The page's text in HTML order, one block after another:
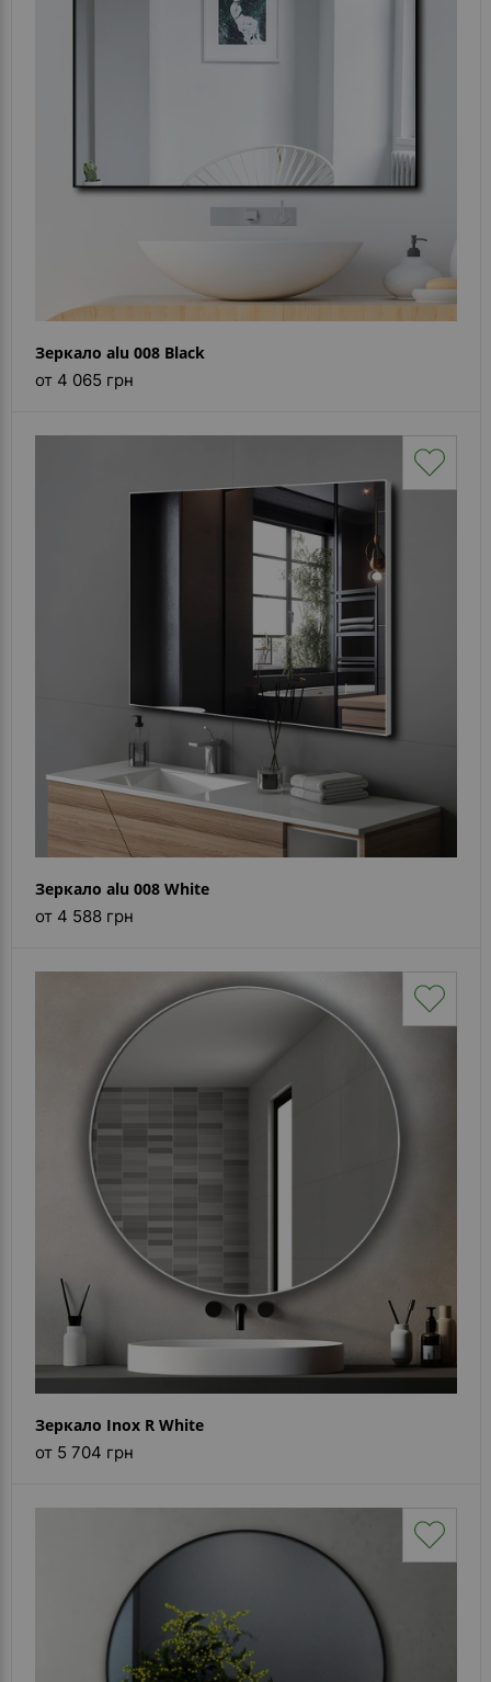
Зеркало alu 008 Black
от 4 065 грн
Зеркало alu 008 White
от 4 588 грн
Зеркало Inox R White
от 5 704 грн